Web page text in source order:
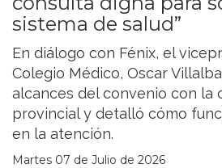
sistema de salud”
En diálogo con Fénix, el
Colegio Médico, Oscar
alcances del convenio con la
provincial y detalló cómo
en la atención.
Martes 07 de Julio de 2026